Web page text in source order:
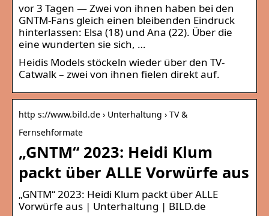
vor 3 Tagen — Zwei von ihnen haben bei den
GNTM-Fans gleich einen bleibenden Eindruck
hinterlassen: Elsa (18) und Ana (22). Über die
eine wunderten sie sich, …
Heidis Models stöckeln wieder über den TV-
Catwalk – zwei von ihnen fielen direkt auf.
http s://www.bild.de › Unterhaltung › TV &
Fernsehformate
„GNTM“ 2023: Heidi Klum
packt über ALLE Vorwürfe aus
„GNTM“ 2023: Heidi Klum packt über ALLE
Vorwürfe aus | Unterhaltung | BILD.de